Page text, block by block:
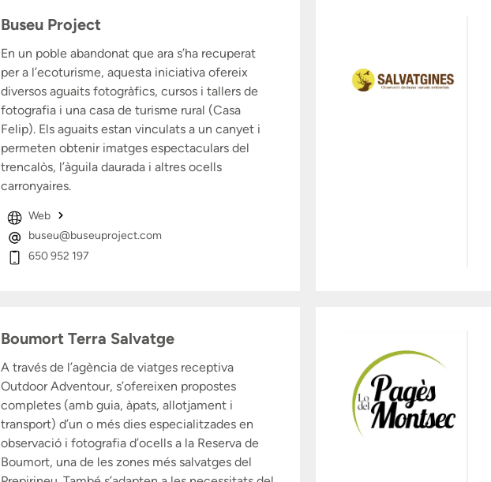
Buseu Project
En un poble abandonat que ara s’ha recuperat
per a l’ecoturisme, aquesta iniciativa ofereix
diversos aguaits fotogràfics, cursos i tallers de
fotografia i una casa de turisme rural (Casa
Felip). Els aguaits estan vinculats a un canyet i
permeten obtenir imatges espectaculars del
trencalòs, l’àguila daurada i altres ocells
carronyaires.
Web
buseu@buseuproject.com
650 952 197
Boumort Terra Salvatge
A través de l’agència de viatges receptiva
Outdoor Adventour, s’ofereixen propostes
completes (amb guia, àpats, allotjament i
transport) d’un o més dies especialitzades en
observació i fotografia d’ocells a la Reserva de
Boumort, una de les zones més salvatges del